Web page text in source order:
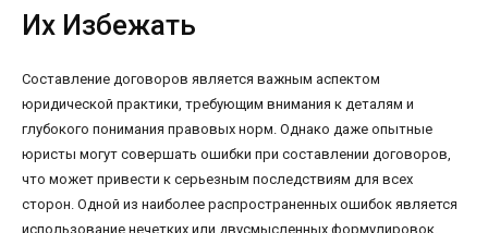
Их Избежать
Составление договоров является важным аспектом
юридической практики, требующим внимания к деталям и
глубокого понимания правовых норм. Однако даже опытные
юристы могут совершать ошибки при составлении договоров,
что может привести к серьезным последствиям для всех
сторон. Одной из наиболее распространенных ошибок является
использование нечетких или двусмысленных формулировок.